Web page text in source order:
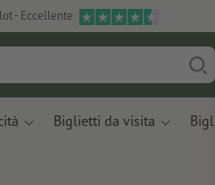
- Eccellente
Biglietti da visita